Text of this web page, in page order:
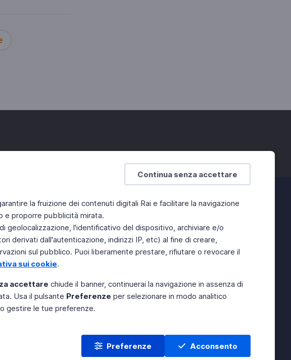
Continua senza accettare
la fruizione dei contenuti digitali Rai e facilitare la navigazione
e proporre pubblicità mirata.
geolocalizzazione, l'identificativo del dispositivo, archiviare e/o
derivati dall'autenticazione, indirizzi IP, etc) al fine di creare,
sul pubblico. Puoi liberamente prestare, rifiutare o revocare il
sui cookie.
accettare chiude il banner, continuerai la navigazione in assenza di
Usa il pulsante Preferenze per selezionare in modo analitico
gestire le tue preferenze.
Preferenze Acconsento